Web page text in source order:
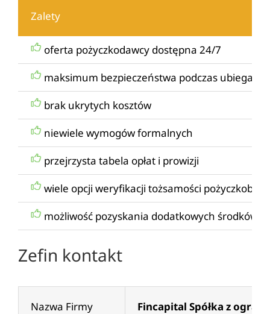
Zalety
oferta pożyczkodawcy dostępna 24/7
maksimum bezpieczeństwa podczas
brak ukrytych kosztów
niewiele wymogów formalnych
przejrzysta tabela opłat i prowizji
wiele opcji weryfikacji tożsamości
możliwość pozyskania dodatkowych środków
Zefin kontakt
Nazwa Firmy Fincapital Spółka z